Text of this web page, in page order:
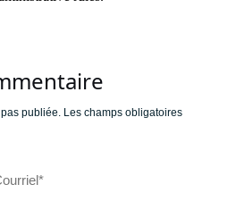
publiée. Les champs obligatoires